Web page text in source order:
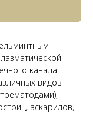
канала
видов
аскаридов,